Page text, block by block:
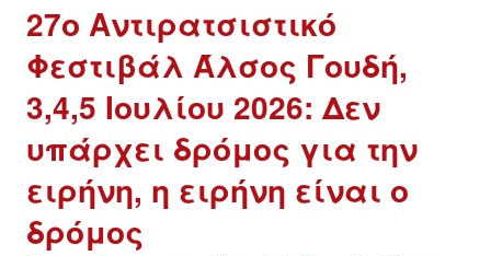
27ο Αντιρατσιστικό
Φεστιβάλ Άλσος Γουδή,
3,4,5 Ιουλίου 2026: Δεν
υπάρχει δρόμος για την
ειρήνη, η ειρήνη είναι ο
δρόμος